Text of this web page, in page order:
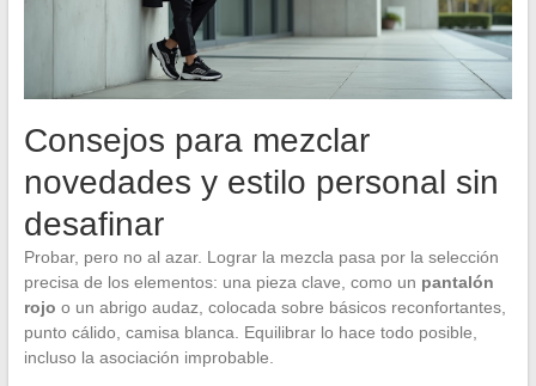
Consejos para mezclar
novedades y estilo personal sin
desafinar
Probar, pero no al azar. Lograr la mezcla pasa por la selección
precisa de los elementos: una pieza clave, como un pantalón
rojo o un abrigo audaz, colocada sobre básicos reconfortantes,
punto cálido, camisa blanca. Equilibrar lo hace todo posible,
incluso la asociación improbable.